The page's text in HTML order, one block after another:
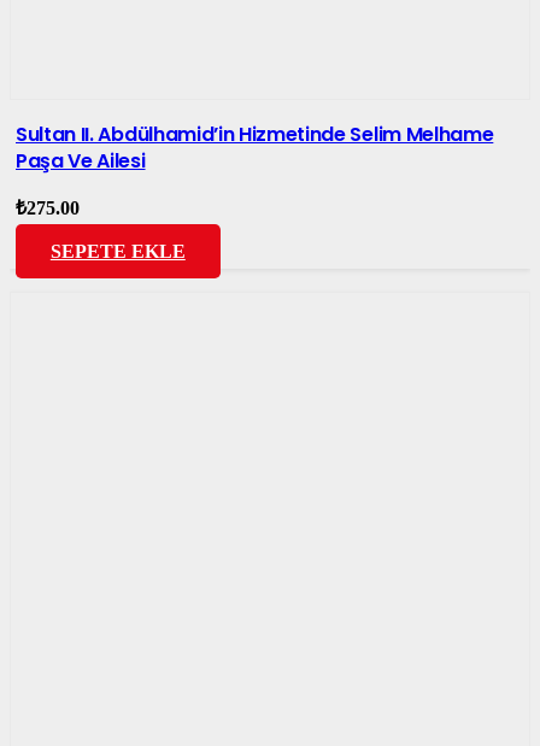
Sultan II. Abdülhamid’in Hizmetinde Selim Melhame
Paşa Ve Ailesi
₺275.00
SEPETE EKLE